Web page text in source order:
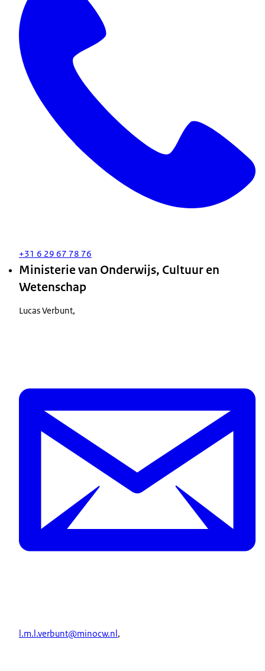
+31 6 29 67 78 76
Ministerie van Onderwijs, Cultuur en
Wetenschap
Lucas Verbunt,
l.m.l.verbunt@minocw.nl,